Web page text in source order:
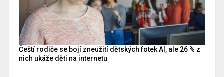
Čeští rodiče se bojí zneužití dětských fotek AI, ale 26 % z
nich ukáže děti na internetu